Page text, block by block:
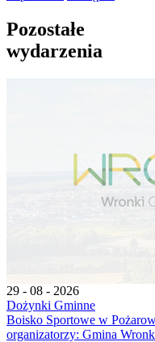
Pozostałe
wydarzenia
29 - 08 - 2026
Dożynki Gminne
Boisko Sportowe w
organizatorzy: Gmina